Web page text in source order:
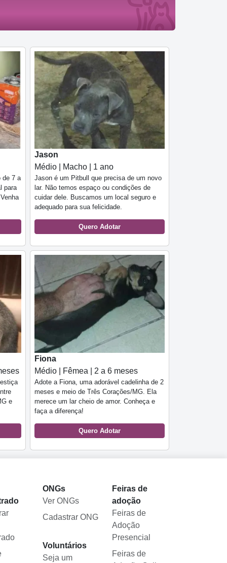
de 7 a
para
Jason
Médio | Macho | 1 ano
Jason é um Pitbull que precisa de um novo
lar. Não temos espaço ou condições de
cuidar dele. Buscamos um local seguro e
adequado para sua felicidade.
Quero Adotar
e
Fiona
Médio | Fêmea | 2 a 6 meses
Adote a Fiona, uma adorável cadelinha de 2
meses e meio de Três Corações/MG. Ela
merece um lar cheio de amor. Conheça e
faça a diferença!
Quero Adotar
ONGs
Ver ONGs
Cadastrar ONG
Voluntários
Seja um
Feiras de
adoção
Feiras de
Adoção
Presencial
Feiras de